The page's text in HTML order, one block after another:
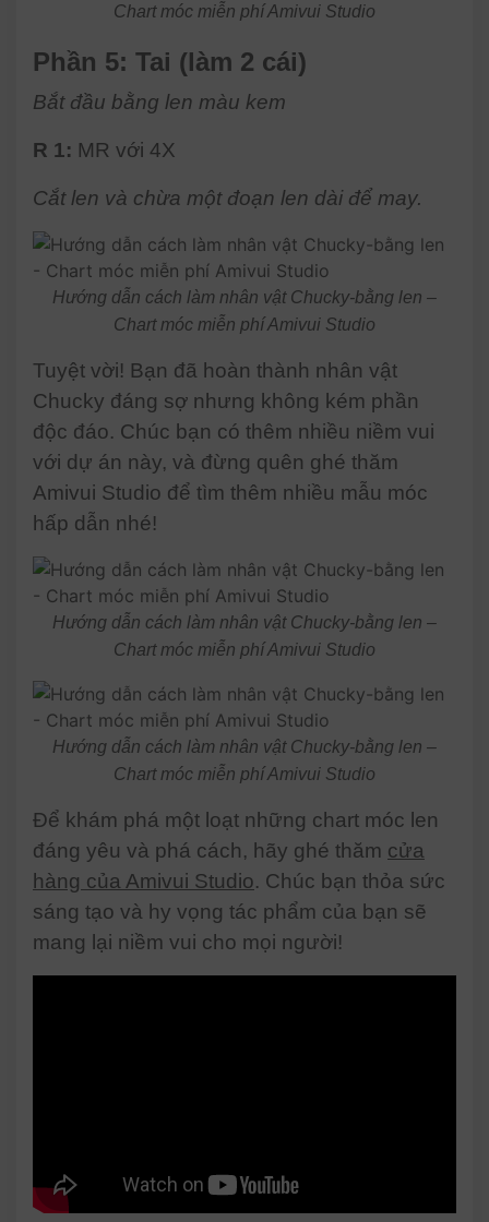
Chart móc miễn phí Amivui Studio
Phần 5: Tai (làm 2 cái)
Bắt đầu bằng len màu kem
R 1: MR với 4X
Cắt len và chừa một đoạn len dài để may.
Hướng dẫn cách làm nhân vật Chucky-bằng len –
Chart móc miễn phí Amivui Studio
Tuyệt vời! Bạn đã hoàn thành nhân vật
Chucky đáng sợ nhưng không kém phần
độc đáo. Chúc bạn có thêm nhiều niềm vui
với dự án này, và đừng quên ghé thăm
Amivui Studio để tìm thêm nhiều mẫu móc
hấp dẫn nhé!
Hướng dẫn cách làm nhân vật Chucky-bằng len –
Chart móc miễn phí Amivui Studio
Hướng dẫn cách làm nhân vật Chucky-bằng len –
Chart móc miễn phí Amivui Studio
Để khám phá một loạt những chart móc len
đáng yêu và phá cách, hãy ghé thăm cửa
hàng của Amivui Studio. Chúc bạn thỏa sức
sáng tạo và hy vọng tác phẩm của bạn sẽ
mang lại niềm vui cho mọi người!